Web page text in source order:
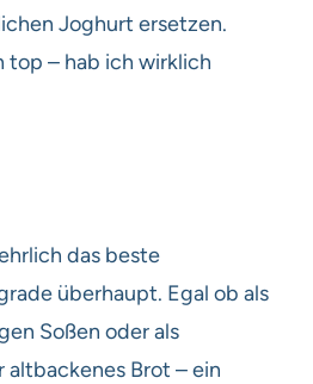
Joghurt ersetzen.
top – hab ich wirklich
das beste
überhaupt. Egal ob als
Soßen oder als
Brot – ein